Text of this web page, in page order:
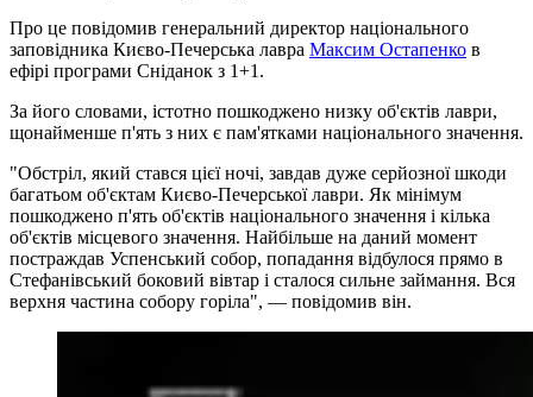
Про це повідомив генеральний директор національного
заповідника Києво-Печерська лавра Максим Остапенко в
ефірі програми Сніданок з 1+1.
За його словами, істотно пошкоджено низку об'єктів лаври,
щонайменше п'ять з них є пам'ятками національного значення.
"Обстріл, який стався цієї ночі, завдав дуже серйозної шкоди
багатьом об'єктам Києво-Печерської лаври. Як мінімум
пошкоджено п'ять об'єктів національного значення і кілька
об'єктів місцевого значення. Найбільше на даний момент
постраждав Успенський собор, попадання відбулося прямо в
Стефанівський боковий вівтар і сталося сильне займання. Вся
верхня частина собору горіла", — повідомив він.